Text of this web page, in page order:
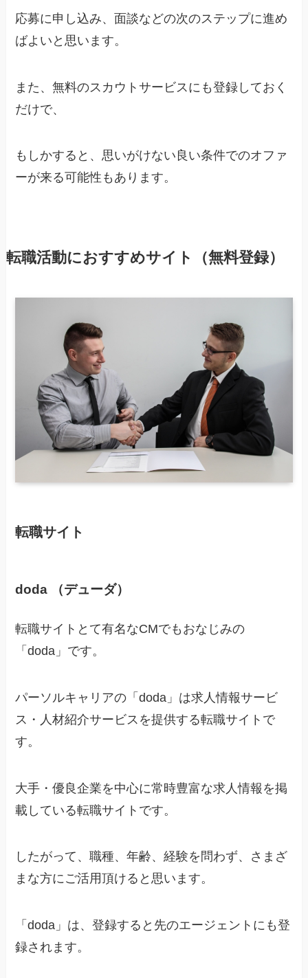
応募に申し込み、面談などの次のステップに進め
ばよいと思います。
また、無料のスカウトサービスにも登録しておく
だけで、
もしかすると、思いがけない良い条件でのオファ
ーが来る可能性もあります。
転職活動におすすめサイト（無料登録）
転職サイト
doda （デューダ）
転職サイトとて有名なCMでもおなじみの
「doda」です。
パーソルキャリアの「doda」は求人情報サービ
ス・人材紹介サービスを提供する転職サイトで
す。
大手・優良企業を中心に常時豊富な求人情報を掲
載している転職サイトです。
したがって、職種、年齢、経験を問わず、さまざ
まな方にご活用頂けると思います。
「doda」は、登録すると先のエージェントにも登
録されます。